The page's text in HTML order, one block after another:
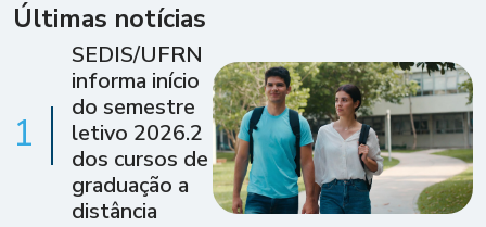
Últimas notícias
1
SEDIS/UFRN
informa início
do semestre
letivo 2026.2
dos cursos de
graduação a
distância